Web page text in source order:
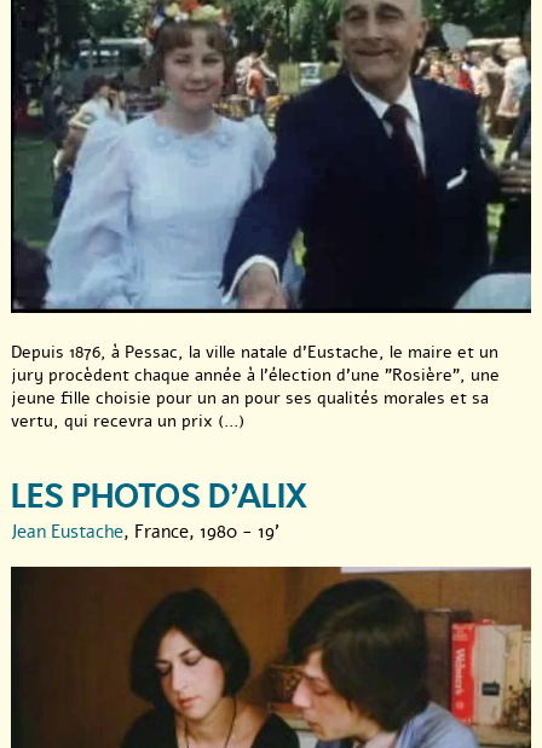
Depuis 1876, à Pessac, la ville natale d’Eustache, le maire et un
jury procèdent chaque année à l’élection d’une "Rosière", une
jeune fille choisie pour un an pour ses qualités morales et sa
vertu, qui recevra un prix (...)
LES PHOTOS D’ALIX
Jean Eustache, France, 1980 - 19'